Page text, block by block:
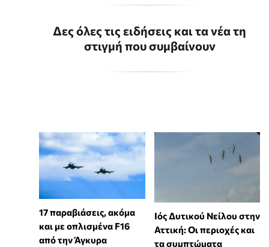
Δες όλες τις ειδήσεις και τα νέα τη
στιγμή που συμβαίνουν
17 παραβιάσεις, ακόμα
και με οπλισμένα F16
από την Άγκυρα
Ιός Δυτικού Νείλου στην
Αττική: Οι περιοχές και
τα συμπτώματα